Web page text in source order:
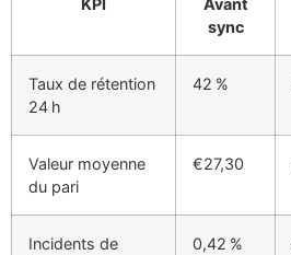
KPI
Avant
sync
Taux de rétention
24 h
42 %
Valeur moyenne
du pari
€27,30
Incidents de
0,42 %